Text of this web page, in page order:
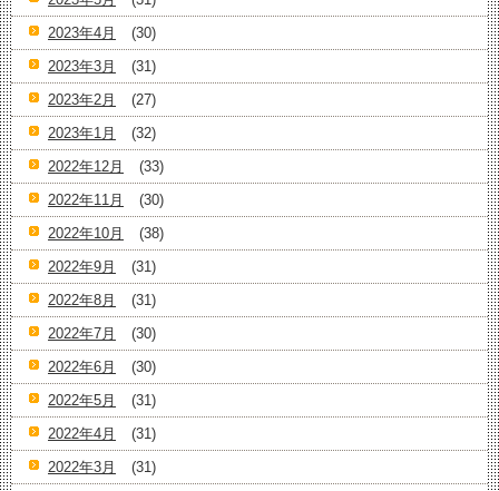
2023年4月
(30)
2023年3月
(31)
2023年2月
(27)
2023年1月
(32)
2022年12月
(33)
2022年11月
(30)
2022年10月
(38)
2022年9月
(31)
2022年8月
(31)
2022年7月
(30)
2022年6月
(30)
2022年5月
(31)
2022年4月
(31)
2022年3月
(31)